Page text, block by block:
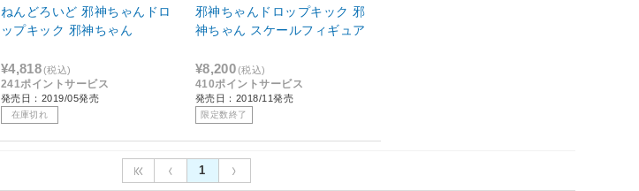
ねんどろいど 邪神ちゃんドロ
ップキック 邪神ちゃん
¥4,818(税込)
241ポイントサービス
発売日：2019/05発売
在庫切れ
邪神ちゃんドロップキック 邪
神ちゃん スケールフィギュア
¥8,200(税込)
410ポイントサービス
発売日：2018/11発売
限定数終了
1